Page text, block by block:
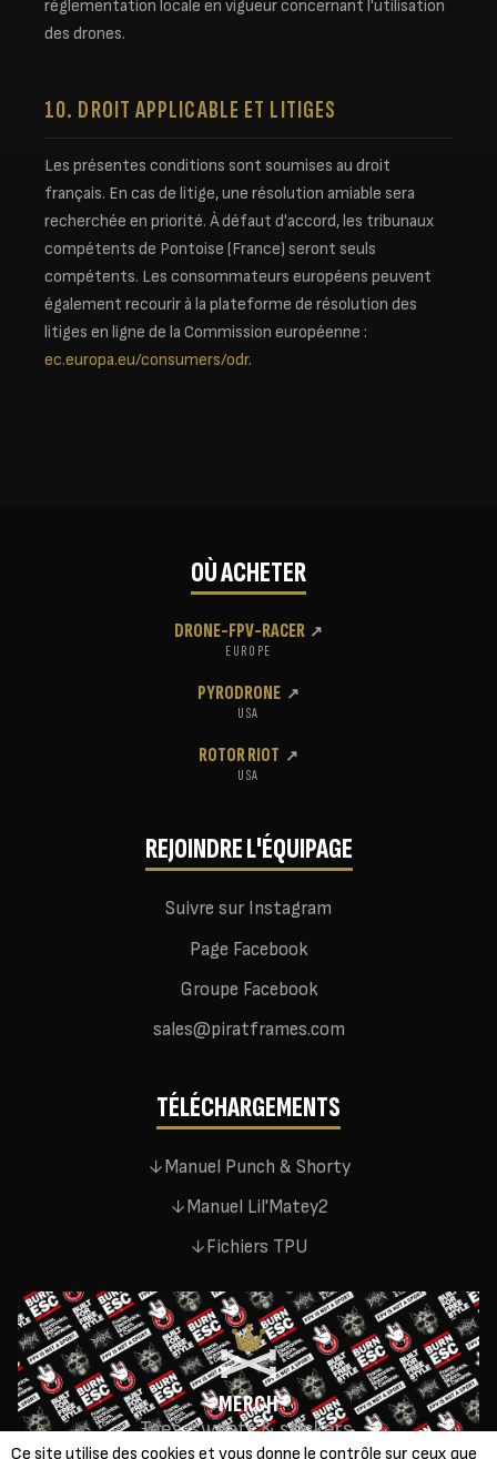
réglementation locale en vigueur concernant l'utilisation
des drones.
10. DROIT APPLICABLE ET LITIGES
Les présentes conditions sont soumises au droit
français. En cas de litige, une résolution amiable sera
recherchée en priorité. À défaut d'accord, les tribunaux
compétents de Pontoise (France) seront seuls
compétents. Les consommateurs européens peuvent
également recourir à la plateforme de résolution des
litiges en ligne de la Commission européenne :
ec.europa.eu/consumers/odr.
OÙ ACHETER
DRONE-FPV-RACER ↗
EUROPE
PYRODRONE ↗
USA
ROTOR RIOT ↗
USA
REJOINDRE L'ÉQUIPAGE
Suivre sur Instagram
Page Facebook
Groupe Facebook
sales@piratframes.com
TÉLÉCHARGEMENTS
↓Manuel Punch & Shorty
↓Manuel Lil'Matey2
↓Fichiers TPU
MERCH
Tees, sweats & stickers.
MERCH.PIRATFRAMES.COM ↗
Ce site utilise des cookies et vous donne le contrôle sur ceux que